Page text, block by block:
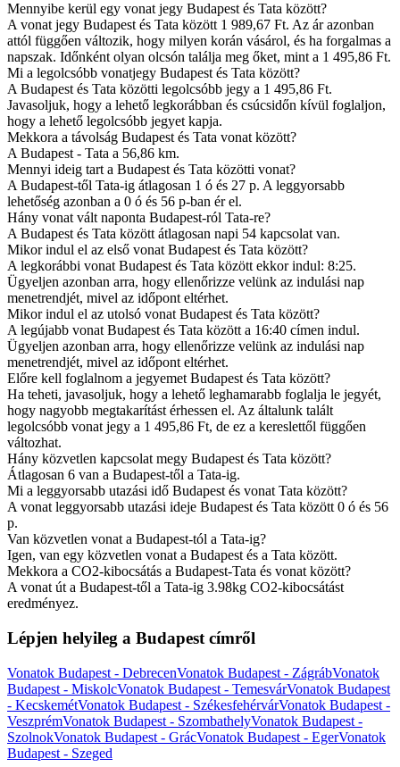
Mennyibe kerül egy vonat jegy Budapest és Tata között?
A vonat jegy Budapest és Tata között 1 989,67 Ft. Az ár azonban
attól függően változik, hogy milyen korán vásárol, és ha forgalmas a
napszak. Időnként olyan olcsón találja meg őket, mint a 1 495,86 Ft.
Mi a legolcsóbb vonatjegy Budapest és Tata között?
A Budapest és Tata közötti legolcsóbb jegy a 1 495,86 Ft.
Javasoljuk, hogy a lehető legkorábban és csúcsidőn kívül foglaljon,
hogy a lehető legolcsóbb jegyet kapja.
Mekkora a távolság Budapest és Tata vonat között?
A Budapest - Tata a 56,86 km.
Mennyi ideig tart a Budapest és Tata közötti vonat?
A Budapest-től Tata-ig átlagosan 1 ó és 27 p. A leggyorsabb
lehetőség azonban a 0 ó és 56 p-ban ér el.
Hány vonat vált naponta Budapest-ról Tata-re?
A Budapest és Tata között átlagosan napi 54 kapcsolat van.
Mikor indul el az első vonat Budapest és Tata között?
A legkorábbi vonat Budapest és Tata között ekkor indul: 8:25.
Ügyeljen azonban arra, hogy ellenőrizze velünk az indulási nap
menetrendjét, mivel az időpont eltérhet.
Mikor indul el az utolsó vonat Budapest és Tata között?
A legújabb vonat Budapest és Tata között a 16:40 címen indul.
Ügyeljen azonban arra, hogy ellenőrizze velünk az indulási nap
menetrendjét, mivel az időpont eltérhet.
Előre kell foglalnom a jegyemet Budapest és Tata között?
Ha teheti, javasoljuk, hogy a lehető leghamarabb foglalja le jegyét,
hogy nagyobb megtakarítást érhessen el. Az általunk talált
legolcsóbb vonat jegy a 1 495,86 Ft, de ez a kereslettől függően
változhat.
Hány közvetlen kapcsolat megy Budapest és Tata között?
Átlagosan 6 van a Budapest-től a Tata-ig.
Mi a leggyorsabb utazási idő Budapest és vonat Tata között?
A vonat leggyorsabb utazási ideje Budapest és Tata között 0 ó és 56
p.
Van közvetlen vonat a Budapest-tól a Tata-ig?
Igen, van egy közvetlen vonat a Budapest és a Tata között.
Mekkora a CO2-kibocsátás a Budapest-Tata és vonat között?
A vonat út a Budapest-től a Tata-ig 3.98kg CO2-kibocsátást
eredményez.
Lépjen helyileg a Budapest címről
Vonatok Budapest - DebrecenVonatok Budapest - ZágrábVonatok
Budapest - MiskolcVonatok Budapest - TemesvárVonatok Budapest
- KecskemétVonatok Budapest - SzékesfehérvárVonatok Budapest -
VeszprémVonatok Budapest - SzombathelyVonatok Budapest -
SzolnokVonatok Budapest - GrácVonatok Budapest - EgerVonatok
Budapest - Szeged